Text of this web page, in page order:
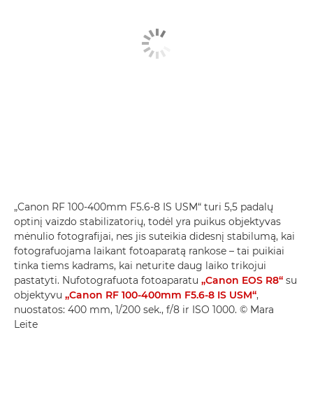
„Canon RF 100-400mm F5.6-8 IS USM“ turi 5,5 padalų
optinį vaizdo stabilizatorių, todėl yra puikus objektyvas
mėnulio fotografijai, nes jis suteikia didesnį stabilumą, kai
fotografuojama laikant fotoaparatą rankose – tai puikiai
tinka tiems kadrams, kai neturite daug laiko trikojui
pastatyti. Nufotografuota fotoaparatu „Canon EOS R8“ su
objektyvu „Canon RF 100-400mm F5.6-8 IS USM“,
nuostatos: 400 mm, 1/200 sek., f/8 ir ISO 1000. © Mara
Leite